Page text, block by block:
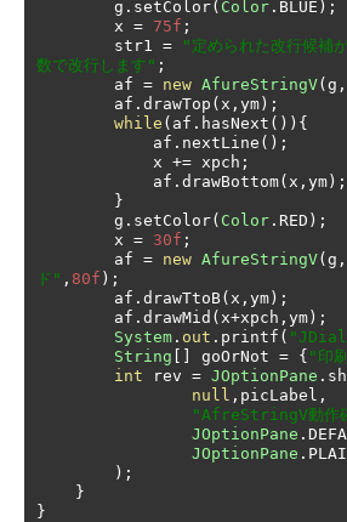
        g
. setColor( Color . BLUE );
        x
= 75f ;
        str1
=
"定められた改行候補
数で改行します" ;
        af
= new AfureStringV( g ,
        af
. drawTop ( x , ym );
while ( af . hasNext ()){
            af
. nextLine ();
            x
+= xpch ;
            af
. drawBottom( x , ym );
}
        g
. setColor( Color . RED );
        x
= 30f ;
        af
= new AfureStringV( g ,
ド" , 80f );
        af
. drawTtoB( x , ym );
        af
. drawMid ( x+xpch , ym );
System . out . printf (
String
goOrNot = { "印
int rev = JOptionPane .
null , picLabel ,
"AfreStringV動作
JOptionPane .
JOptionPane .
);
}
}